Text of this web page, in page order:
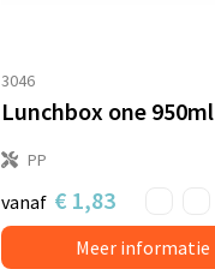
3046
Lunchbox one 950ml
PP
vanaf € 1,83
Meer informatie